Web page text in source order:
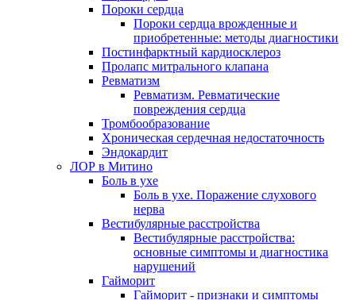
Пороки сердца
Пороки сердца врожденные и
приобретенные: методы диагностики
Постинфарктный кардиосклероз
Пролапс митрального клапана
Ревматизм
Ревматизм. Ревматические
повреждения сердца
Тромбообразование
Хроническая сердечная недостаточность
Эндокардит
ЛОР в Митино
Боль в ухе
Боль в ухе. Поражение слухового
нерва
Вестибулярные расстройства
Вестибулярные расстройства:
основные симптомы и диагностика
нарушений
Гайморит
Гайморит - признаки и симптомы